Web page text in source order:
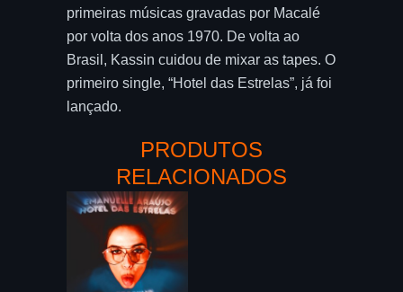
primeiras músicas gravadas por Macalé
por volta dos anos 1970. De volta ao
Brasil, Kassin cuidou de mixar as tapes. O
primeiro single, “Hotel das Estrelas”, já foi
lançado.
PRODUTOS
RELACIONADOS